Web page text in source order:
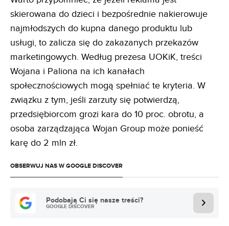
skierowana do dzieci i bezpośrednie nakierowuje
najmłodszych do kupna danego produktu lub
usługi, to zalicza się do zakazanych przekazów
marketingowych. Według prezesa UOKiK, treści
Wojana i Paliona na ich kanałach
społecznościowych mogą spełniać te kryteria. W
związku z tym, jeśli zarzuty się potwierdzą,
przedsiębiorcom grozi kara do 10 proc. obrotu, a
osoba zarządzająca Wojan Group może ponieść
karę do 2 mln zł.
OBSERWUJ NAS W GOOGLE DISCOVER
Podobają Ci się nasze treści?
GOOGLE DISCOVER